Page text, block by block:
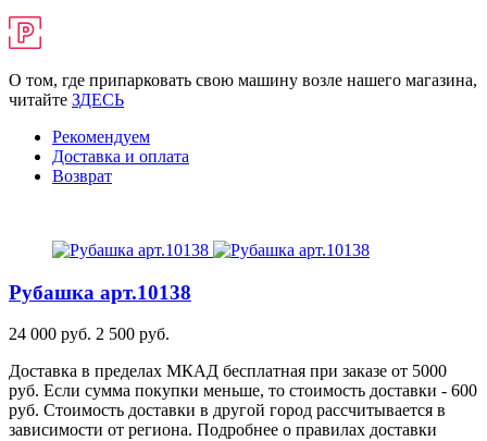
О том, где припарковать свою машину возле нашего магазина,
читайте ЗДЕСЬ
Рекомендуем
Доставка и оплата
Возврат
Рубашка арт.10138
24 000 руб. 2 500 руб.
Доставка в пределах МКАД бесплатная при заказе от 5000
руб. Если сумма покупки меньше, то стоимость доставки - 600
руб. Стоимость доставки в другой город рассчитывается в
зависимости от региона. Подробнее о правилах доставки